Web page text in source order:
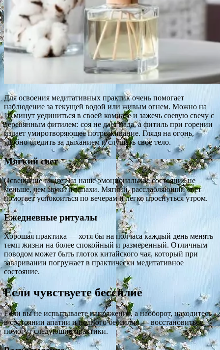
Для освоения медитативных практик очень помогает
наблюдение за текущей водой или живым огнем. Можно на
10 минут уединиться в своей комнате и зажечь соевую свечу с
деревянным фитилем: соя не дает чада, а фитиль при горении
издает умиротворяющее потрескивание. Глядя на огонь,
удобно следить за дыханием и слушать свое тело.
Мягкий свет
Освещение влияет на наше эмоциональное состояние не
меньше, чем звуки и запахи. Мягкий, расслабляющий свет
помогает успокоиться по вечерам и легко проснуться утром.
Ежедневные ритуалы
Хорошая практика — хотя бы на полчаса каждый день менять
темп жизни на более спокойный и размеренный. Отличным
поводом может быть глоток китайского чая, который при
заваривании погружает в практически медитативное
состояние.
Если чувствуете бессилие
Если вы не испытываете напряжения, а наоборот, находитесь
в состоянии апатии и полного бессилия — восстановиться
помогут следующие практики.